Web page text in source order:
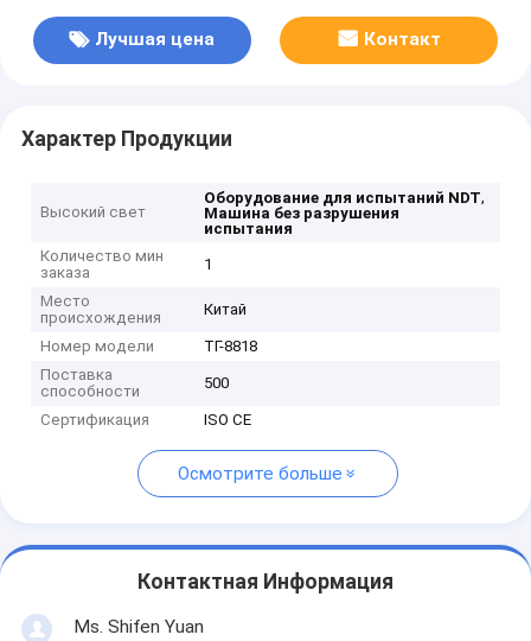
Лучшая цена Контакт
Характер Продукции
Высокий свет
Оборудование для испытаний NDT,
Машина без разрушения
испытания
Количество мин
заказа
1
Место
происхождения
Китай
Номер модели
ТГ-8818
Поставка
способности
500
Сертификация ISO CE
Осмотрите больше
Контактная Информация
Ms. Shifen Yuan